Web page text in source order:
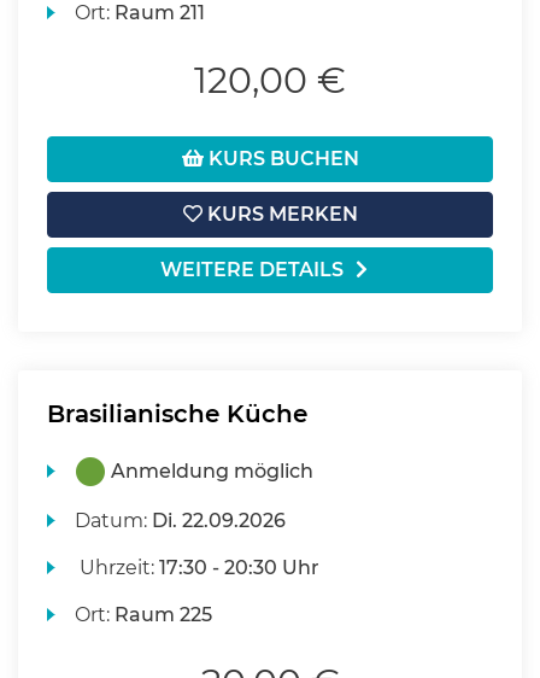
Ort: Raum 211
120,00 €
KURS BUCHEN
KURS MERKEN
WEITERE DETAILS
Brasilianische Küche
Anmeldung möglich
Datum: Di. 22.09.2026
Uhrzeit:17:30 - 20:30 Uhr
Ort: Raum 225